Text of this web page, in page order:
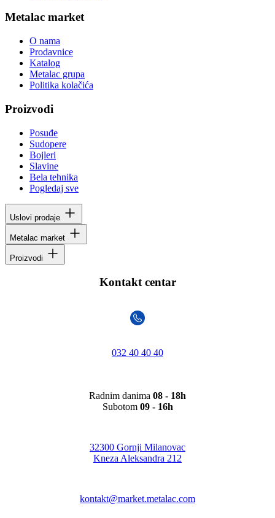
Metalac market
O nama
Prodavnice
Katalog
Metalac grupa
Politika kolačića
Proizvodi
Posuđe
Sudopere
Bojleri
Slavine
Bela tehnika
Pogledaj sve
Uslovi prodaje
Metalac market
Proizvodi
Kontakt centar
032 40 40 40
Radnim danima 08 - 18h
Subotom 09 - 16h
32300 Gornji Milanovac
Kneza Aleksandra 212
kontakt@market.metalac.com